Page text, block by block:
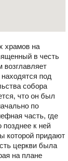
храмов на
в честь
под
собора
что он был
по
часть, где
позднее к ней
которой придают
церкви была
на плане